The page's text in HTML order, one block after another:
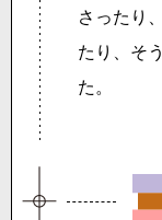
さったり
たり、そ
た。